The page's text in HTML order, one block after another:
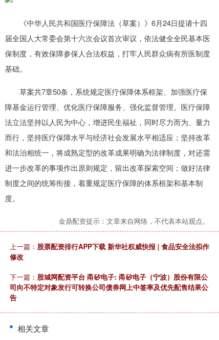
《中华人民共和国医疗保障法（草案）》6月24日提请十四
届全国人大常委会第十六次会议首次审议，依法健全全民基本医
保制度，有效保障参保人合法权益，打牢人民群众病有所医制度
基础。
草案共7章50条，系统规定医疗保障体系框架、加强医疗保
障基金运行管理、优化医疗保障服务、强化监督管理。医疗保障
法立法坚持以人民为中心，增进民生福祉，同时尽力而为、量力
而行，坚持医疗保障水平与经济社会发展水平相适应；坚持改革
和法治相统一，将成熟定型的改革成果明确为法律制度，对还需
进一步改革的事项作出原则规定，留出改革探索空间；做好法律
制度之间的统筹衔接，着重规定医疗保障的体系框架和基本制
度。
金鼎配资提示：文章来自网络，不代表本站观点。
上一篇： 股票配资排行APP下载 新华社权威快报 | 食品安全法拟作
修改
下一篇： 股城网配资平台 甬矽电子: 甬矽电子（宁波）股份有限公
司向不特定对象发行可转换公司债券网上中签率及优先配售结果公
告
相关文章